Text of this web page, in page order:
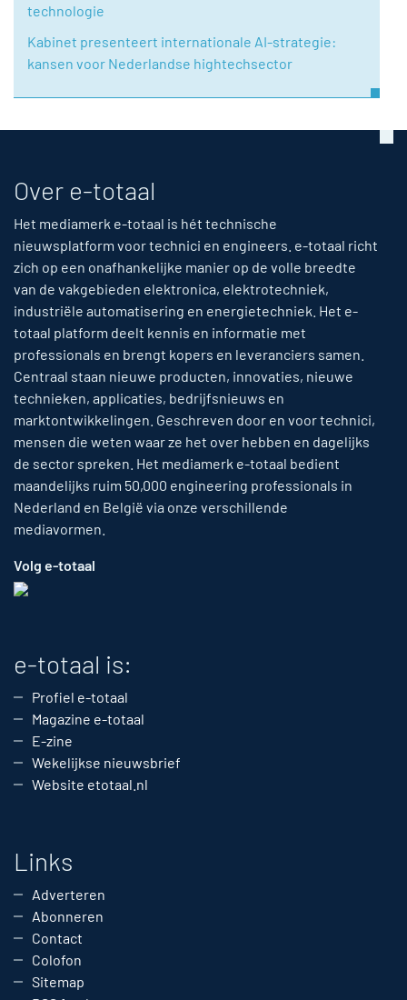
technologie
Kabinet presenteert internationale AI-strategie:
kansen voor Nederlandse hightechsector
Over e-totaal
Het mediamerk e-totaal is hét technische
nieuwsplatform voor technici en engineers. e-totaal richt
zich op een onafhankelijke manier op de volle breedte
van de vakgebieden elektronica, elektrotechniek,
industriële automatisering en energietechniek. Het e-
totaal platform deelt kennis en informatie met
professionals en brengt kopers en leveranciers samen.
Centraal staan nieuwe producten, innovaties, nieuwe
technieken, applicaties, bedrijfsnieuws en
marktontwikkelingen. Geschreven door en voor technici,
mensen die weten waar ze het over hebben en dagelijks
de sector spreken. Het mediamerk e-totaal bedient
maandelijks ruim 50,000 engineering professionals in
Nederland en België via onze verschillende
mediavormen.
Volg e-totaal
e-totaal is:
Profiel e-totaal
Magazine e-totaal
E-zine
Wekelijkse nieuwsbrief
Website etotaal.nl
Links
Adverteren
Abonneren
Contact
Colofon
Sitemap